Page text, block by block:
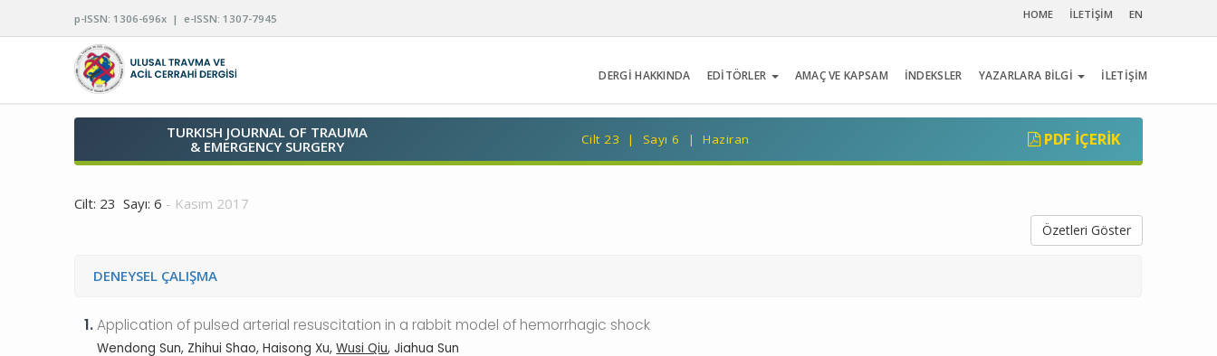
p-ISSN: 1306-696x | e-ISSN: 1307-7945 HOME İLETİŞİM EN
DERGİ HAKKINDA EDİTÖRLER AMAÇ VE KAPSAM İNDEKSLER YAZARLARA BİLGİ İLETİŞİM
TURKISH JOURNAL OF TRAUMA
& EMERGENCY SURGERY
Cilt 23 | Sayı 6 | Haziran PDF İÇERIK
Cilt: 23 Sayı: 6 - Kasım 2017
Özetleri Göster
DENEYSEL ÇALIŞMA
1.Application of pulsed arterial resuscitation in a rabbit model of hemorrhagic shock
Wendong Sun, Zhihui Shao, Haisong Xu,Wusi Qiu, Jiahua Sun